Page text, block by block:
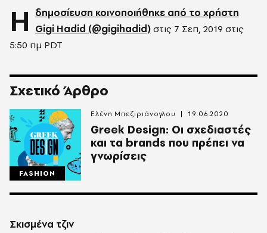
Η δημοσίευση κοινοποιήθηκε από το χρήστη
Gigi Hadid (@gigihadid)στις 7 Σεπ, 2019 στις
5:50 πμ PDT
Σχετικό Άρθρο
FASHION
Greek Design: Οι σχεδιαστές
και τα brands που πρέπει να
γνωρίσεις
Ελένη Μπεζιριάνογλου 19.06.2020
Σκισμένα τζιν